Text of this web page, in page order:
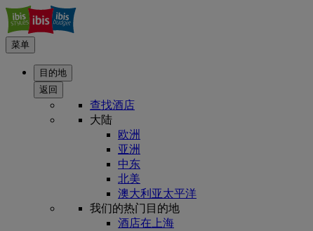
菜单
目的地
返回
查找酒店
大陆
欧洲
亚洲
中东
北美
澳大利亚太平洋
我们的热门目的地
酒店在上海